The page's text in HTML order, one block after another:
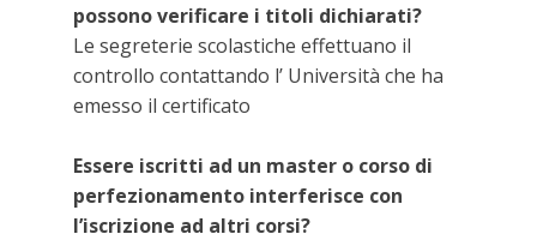
possono verificare i titoli dichiarati?
Le segreterie scolastiche effettuano il
controllo contattando l’ Università che ha
emesso il certificato
Essere iscritti ad un master o corso di
perfezionamento interferisce con
l’iscrizione ad altri corsi?